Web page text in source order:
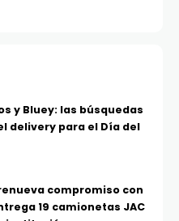
y Bluey: las búsquedas
delivery para el Día del
compromiso con
19 camionetas JAC